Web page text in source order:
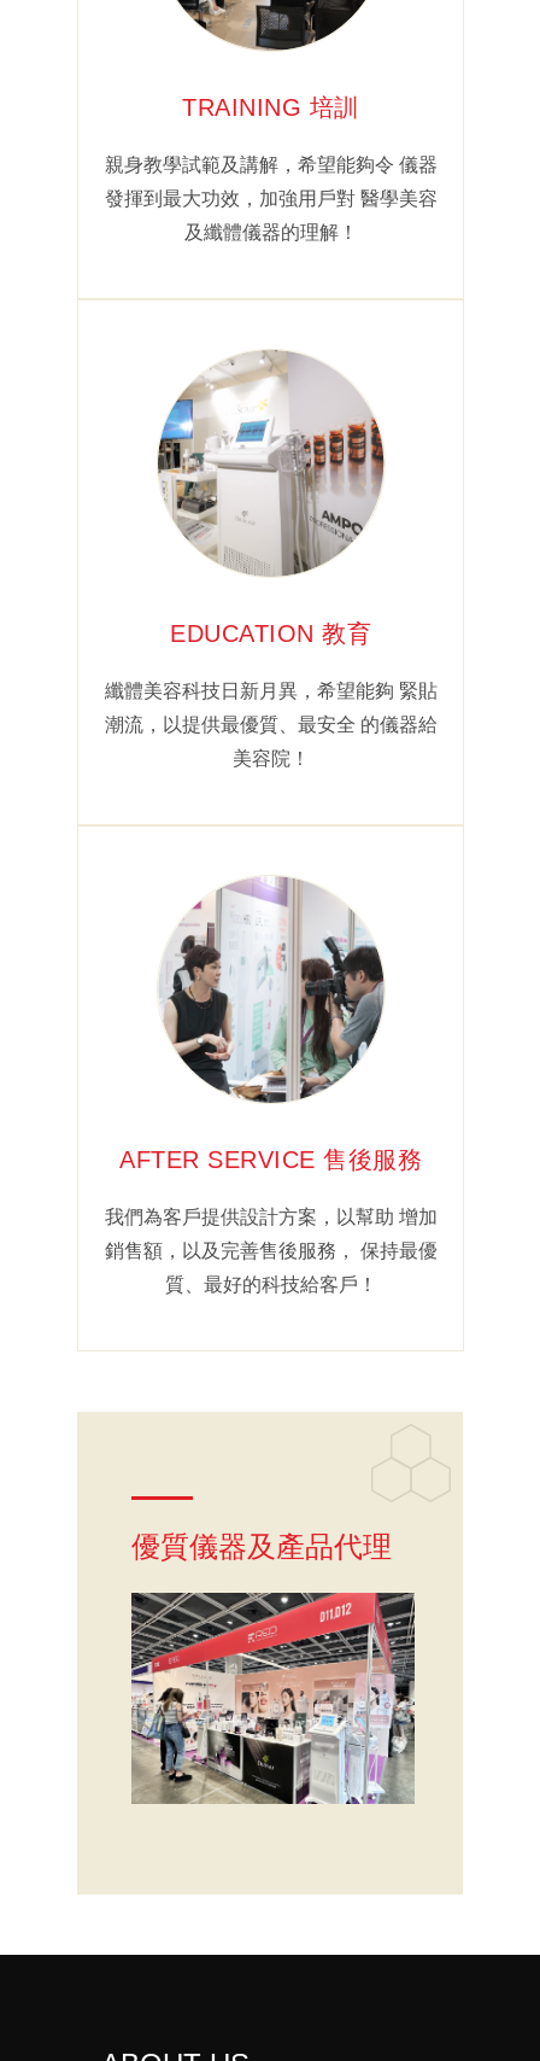
TRAINING 培訓
親身教學試範及講解，希望能夠令 儀器
發揮到最大功效，加強用戶對 醫學美容
及纖體儀器的理解！
EDUCATION 教育
纖體美容科技日新月異，希望能夠 緊貼
潮流，以提供最優質、最安全 的儀器給
美容院！
AFTER SERVICE 售後服務
我們為客戶提供設計方案，以幫助 增加
銷售額，以及完善售後服務， 保持最優
質、最好的科技給客戶！
優質儀器及產品代理